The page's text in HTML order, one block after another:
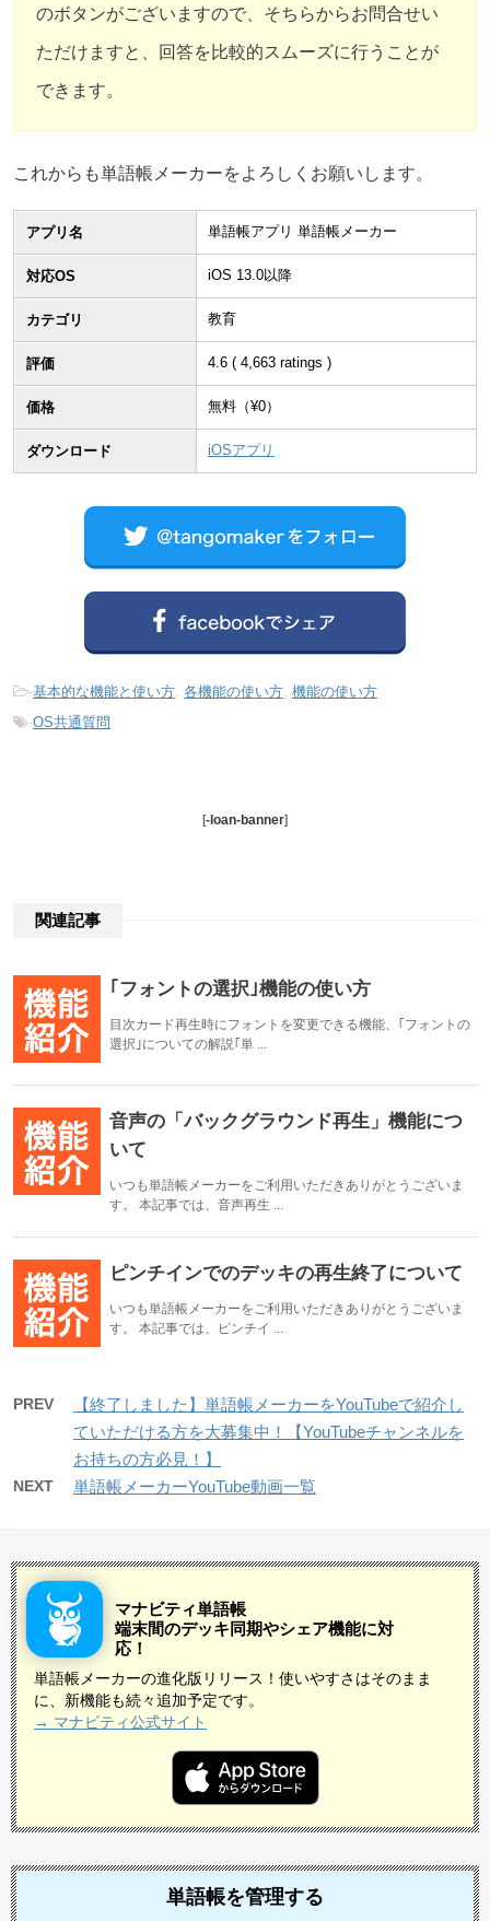
のボタンがございますので、そちらからお問合せい
ただけますと、回答を比較的スムーズに行うことが
できます。
これからも単語帳メーカーをよろしくお願いします。
アプリ名 単語帳アプリ 単語帳メーカー
対応OS iOS 13.0以降
カテゴリ 教育
評価 4.6 ( 4,663 ratings )
価格 無料（¥0）
ダウンロード iOSアプリ
-基本的な機能と使い方, 各機能の使い方, 機能の使い方
-OS共通質問
[-loan-banner]
関連記事
｢フォントの選択｣機能の使い方
目次カード再生時にフォントを変更できる機能、｢フォントの
選択｣についての解説｢単 ...
音声の「バックグラウンド再生」機能につ
いて
いつも単語帳メーカーをご利用いただきありがとうございま
す。 本記事では、音声再生 ...
ピンチインでのデッキの再生終了について
いつも単語帳メーカーをご利用いただきありがとうございま
す。 本記事では、ピンチイ ...
PREV
【終了しました】単語帳メーカーをYouTubeで紹介し
ていただける方を大募集中！【YouTubeチャンネルを
お持ちの方必見！】
NEXT 単語帳メーカーYouTube動画一覧
マナビティ単語帳
端末間のデッキ同期やシェア機能に対
応！
単語帳メーカーの進化版リリース！使いやすさはそのまま
に、新機能も続々追加予定です。
→ マナビティ公式サイト
単語帳を管理する